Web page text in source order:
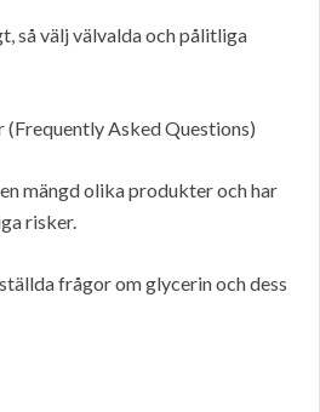
så välj välvalda och pålitliga
(Frequently Asked Questions)
mängd olika produkter och har
risker.
frågor om glycerin och dess